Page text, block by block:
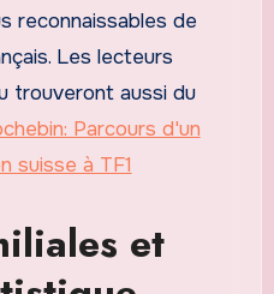
reconnaissables de
Les lecteurs
trouveront aussi du
Parcours d'un
suisse à TF1
et